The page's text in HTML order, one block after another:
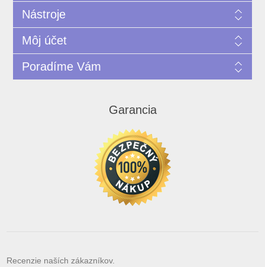
Nástroje
Môj účet
Poradíme Vám
Garancia
Recenzie naších zákazníkov.